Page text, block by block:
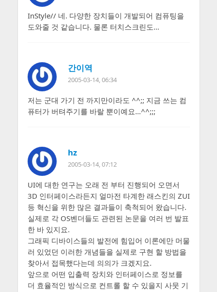
InStyle// 네. 다양한 장치들이 개발되어 컴퓨팅을
도와줄 것 같습니다. 물론 터치스크린도…
간이역
2005-03-14, 06:34
저는 군대 가기 전 까지만이라도 ^^;; 지금 쓰는 컴
퓨터가 버텨주기를 바랄 뿐이예요…^^;;;
hz
2005-03-14, 07:12
UI에 대한 연구는 오래 전 부터 진행되어 오면서
3D 인터페이스라든지 얼마전 타계한 래스킨의 ZUI
등 혁신을 위한 많은 결과들이 축척되어 왔습니다.
실제로 각 OS벤더들도 관련된 논문을 여러 번 발표
한 바 있지요.
그래픽 디바이스들의 발전에 힘입어 이론에만 머물
러 있었던 이러한 개념들을 실제로 구현 할 방법을
찾아서 접목했다는데 의의가 크겠지요.
앞으로 어떤 입출력 장치와 인터페이스로 정보를
더 효율적인 방식으로 컨트롤 할 수 있을지 사뭇 기